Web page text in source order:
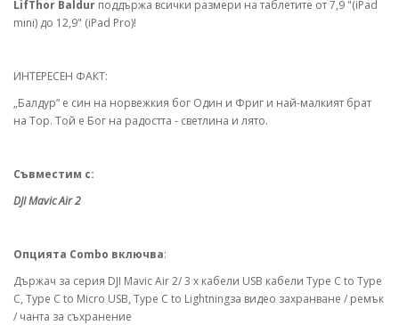
LifThor Baldur поддържа всички размери на таблетите от 7,9 "(iPad
mini) до 12,9" (iPad Pro)!
ИНТЕРЕСЕН ФАКТ:
„Балдур“ e син на норвежкия бог Один и Фриг и най-малкият брат
на Тор. Той е Бог на радостта - светлина и лято.
Съвместим с:
DJI Mavic Air 2
Опцията Combo включва:
Държач за серия DJI Mavic Air 2/ 3 x кабели USB кабели Type C to Type
C, Type C to Micro USB, Type C to Lightningза видео захранване / ремък
/ чанта за съхранение